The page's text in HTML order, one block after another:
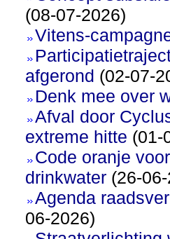
(08-07-2026)
Vitens-
afgerond (02-07-
Denk mee over
Afval door
extreme hitte (01-
Code oranje
drinkwater(26-06-
Agenda
06-2026)